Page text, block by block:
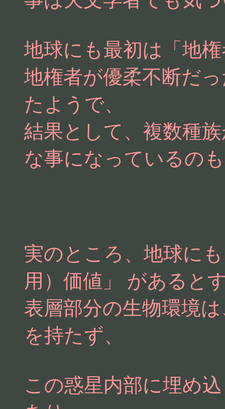
地球にも最初は「地
地権者が優柔不断だ
たようで、
結果として、複数種
な事になっているの
実のところ、地球に
用）価値」 があると
表層部分の生物環境
を持たず、
この惑星内部に埋め